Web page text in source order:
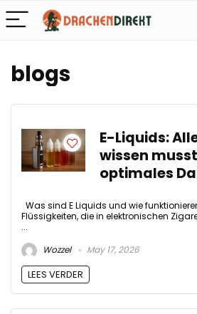
blogs
E-Liquids:
wissen
optimales
Was sind E Liquids und wie
Flüssigkeiten, die in elektronischen
...
Wozzel
May 17, 2026
LEES VERDER